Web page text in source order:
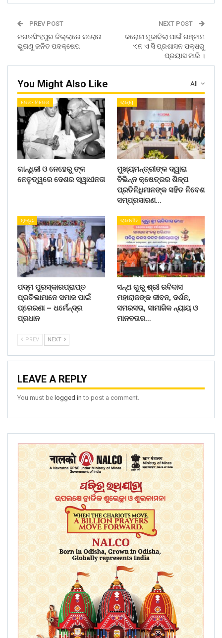
PREV POST
ଜଗତସିଂହପୁର ଜିଲ୍ଲାରେ କରୋନା
ଭୁତାଣୁ ଜନିତ ପଦକ୍ଷେପ
NEXT POST
କରୋନା ମୁକାବିଲା ପାଇଁ ଗଞ୍ଜାମ
ଏନ ଏ ସି ପ୍ରଶାସନ ପକ୍ଷରୁ
ପ୍ରୟାସ ଜାରି ।
All
You Might Also Like
ଦେଶ- ବିଦେଶ
ଗାନ୍ଧିଜୀ ଓ ନେହେରୁ ଙ୍କ
ନେତୃତ୍ୱରେ ଦେଶର ସ୍ୱାଧୀନତା
ରାଜ୍ୟ
ମୁଖ୍ୟମନ୍ତ୍ରୀଙ୍କ ଦ୍ୱାରା
ବିଭିନ୍ନ କ୍ଷେତ୍ରର ଶିଳ୍ପ
ପ୍ରତିନିଧିମାନଙ୍କ ସହିତ ନିବେଶ
ସମ୍ପ୍ରସାରଣ…
ରାଜ୍ୟ
ପଦ୍ମ ପୁରସ୍କାରପ୍ରାପ୍ତ
ପ୍ରତିଭାମାନେ ସମାଜ ପାଇଁ
ପ୍ରେରଣା – ଧର୍ମେନ୍ଦ୍ର
ପ୍ରଧାନ
ରାଜନୀତି
ସନ୍ଥ ଗୁରୁ ଶ୍ରୀ ରବିଦାସ
ମହାରାଜଙ୍କ ଜୀବନ, ଦର୍ଶନ,
ସମରସତା, ସାମାଜିକ ନ୍ୟାୟ ଓ
ମାନବତାର…
PREV NEXT
LEAVE A REPLY
You must be logged in to post a comment.